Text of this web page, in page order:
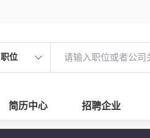
职位
简历中心 招聘企业